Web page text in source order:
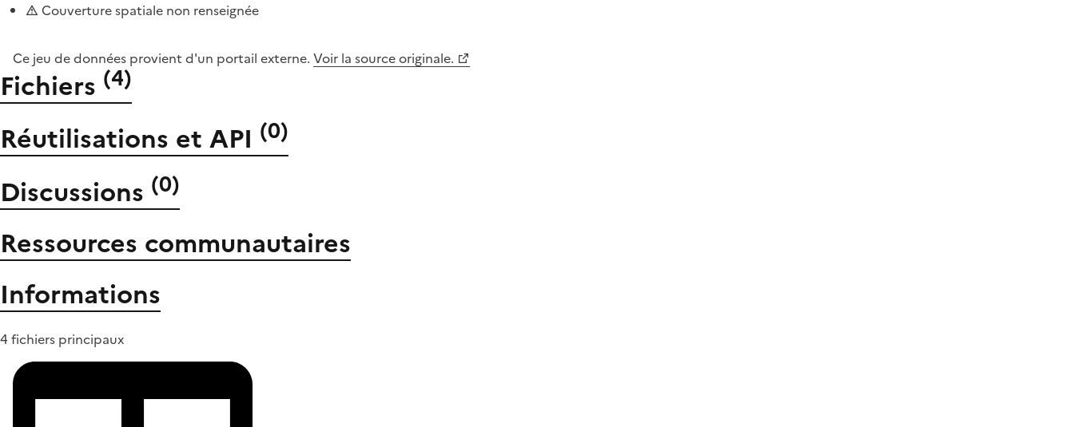
Couverture spatiale non renseignée
Ce jeu de données provient d'un portail externe. Voir la source originale.
Fichiers (4)
Réutilisations et API (0)
Discussions (0)
Ressources communautaires
Informations
4 fichiers principaux